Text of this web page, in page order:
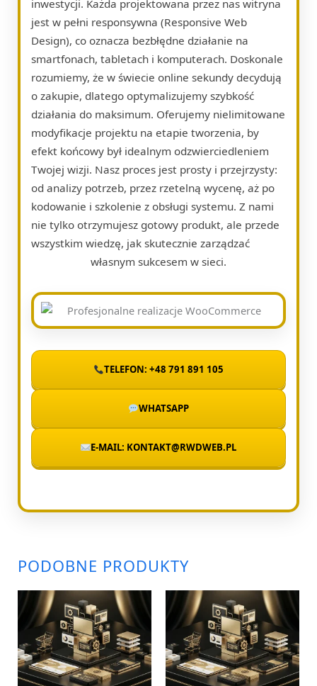
inwestycji. Każda projektowana przez nas witryna
jest w pełni responsywna (Responsive Web
Design), co oznacza bezbłędne działanie na
smartfonach, tabletach i komputerach. Doskonale
rozumiemy, że w świecie online sekundy decydują
o zakupie, dlatego optymalizujemy szybkość
działania do maksimum. Oferujemy nielimitowane
modyfikacje projektu na etapie tworzenia, by
efekt końcowy był idealnym odzwierciedleniem
Twojej wizji. Nasz proces jest prosty i przejrzysty:
od analizy potrzeb, przez rzetelną wycenę, aż po
kodowanie i szkolenie z obsługi systemu. Z nami
nie tylko otrzymujesz gotowy produkt, ale przede
wszystkim wiedzę, jak skutecznie zarządzać
własnym sukcesem w sieci.
TELEFON: +48 791 891 105
WHATSAPP
E-MAIL: KONTAKT@RWDWEB.PL
PODOBNE PRODUKTY